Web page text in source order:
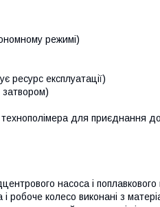
режимі)
ресурс експлуатації)
затвором)
для приєднання
насоса і
робоче колесо виконані з